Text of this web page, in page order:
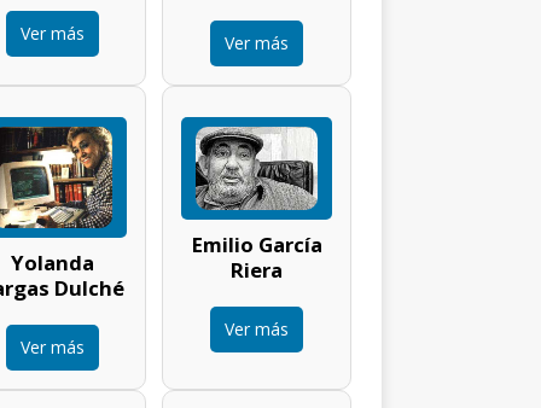
Ver más Ver más
Yolanda
Dulché
Ver más
Emilio García
Riera
Ver más